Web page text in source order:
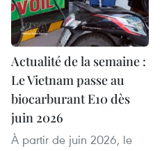
Actualité de la semaine :
Le Vietnam passe au
biocarburant E10 dès
juin 2026
À partir de juin 2026, le